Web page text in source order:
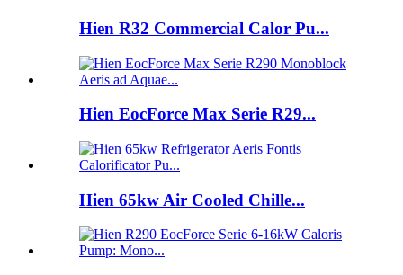
Hien R32 Commercial Calor Pu...
Hien EocForce Max Serie R29...
Hien 65kw Air Cooled Chille...